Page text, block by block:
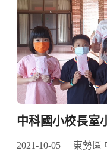
中科國小校長室
2021-10-05 東勢區